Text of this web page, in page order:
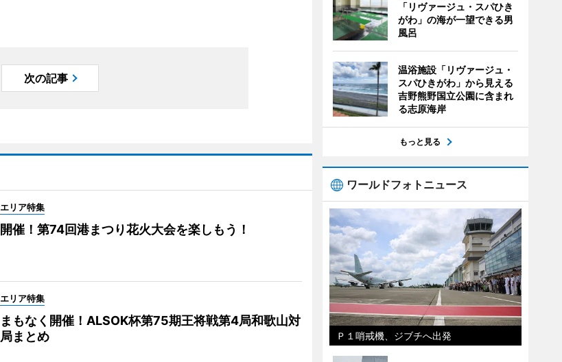
次の記事
エリア特集
開催！第74回港まつり花火大会を楽しもう！
エリア特集
まもなく開催！ALSOK杯第75期王将戦第4局和歌山対
局まとめ
「リヴァージュ・スパひき
がわ」の海が一望できる男
風呂
温浴施設「リヴァージュ・
スパひきがわ」から見える
吉野熊野国立公園に含まれ
る志原海岸
もっと見る
ワールドフォトニュース
Ｐ１哨戒機、ジブチへ出発